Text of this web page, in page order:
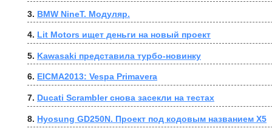
3. BMW NineT. Модуляр.
4. Lit Motors ищет деньги на новый проект
5. Kawasaki представила турбо-новинку
6. EICMA2013: Vespa Primavera
7. Ducati Scrambler снова засекли на тестах
8. Hyosung GD250N. Проект под кодовым названием X5